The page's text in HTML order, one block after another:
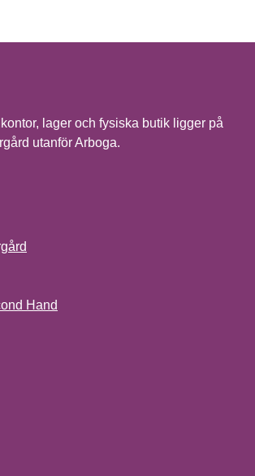
lager och fysiska butik ligger på
utanför Arboga.
Hand